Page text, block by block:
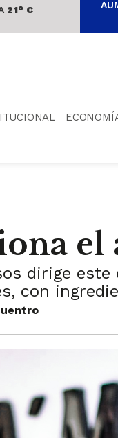
21° C
dirige
con